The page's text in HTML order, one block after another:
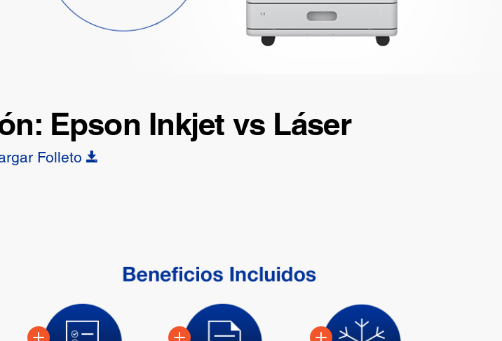
Epson Inkjet vs Láser
Folleto